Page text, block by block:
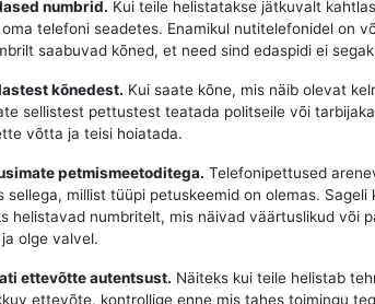
numbrid. Kui teile helistatakse jätkuvalt
telefoni seadetes. Enamikul nutitelefonidel on
saabuvad kõned, et need sind edaspidi ei
kõnedest. Kui saate kõne, mis näib olevat
sellistest pettustest teatada politseile või
võtta ja teisi hoiatada.
petmismeetoditega. Telefonipettused
sellega, millist tüüpi petuskeemid on olemas.
helistavad numbritelt, mis näivad väärtuslikud või
olge valvel.
ettevõtte autentsust. Näiteks kui teile helistab
ettevõte, kontrollige enne mis tahes toimingu